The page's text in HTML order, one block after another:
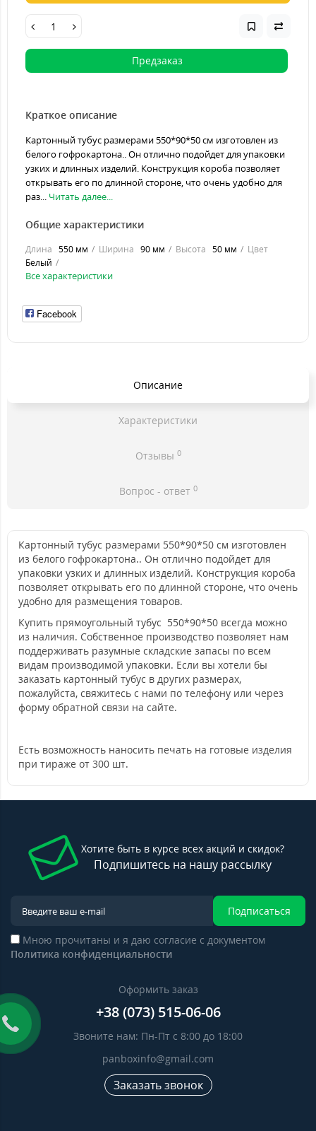
Предзаказ
Краткое описание
Картонный тубус размерами 550*90*50 см изготовлен из
белого гофрокартона.. Он отлично подойдет для упаковки
узких и длинных изделий. Конструкция короба позволяет
открывать его по длинной стороне, что очень удобно для
раз... Читать далее...
Общие характеристики
Длина 550 мм Ширина 90 мм Высота 50 мм
Цвет
Белый
Все характеристики
Facebook
Описание
Характеристики
Отзывы 0
Вопрос - ответ 0
Картонный тубус размерами 550*90*50 см изготовлен
из белого гофрокартона.. Он отлично подойдет для
упаковки узких и длинных изделий. Конструкция короба
позволяет открывать его по длинной стороне, что очень
удобно для размещения товаров.
Купить прямоугольный тубус 550*90*50 всегда можно
из наличия. Собственное производство позволяет нам
поддерживать разумные складские запасы по всем
видам производимой упаковки. Если вы хотели бы
заказать картонный тубус в других размерах,
пожалуйста, свяжитесь с нами по телефону или через
форму обратной связи на сайте.
Есть возможность наносить печать на готовые изделия
при тираже от 300 шт.
Хотите быть в курсе всех акций и скидок?
Подпишитесь на нашу рассылку
Подписаться
Мною прочитаны и я даю согласие с документом
Политика конфиденциальности
Оформить заказ
+38 (073) 515-06-06
Звоните нам: Пн-Пт с 8:00 до 18:00
panboxinfo@gmail.com
Заказать звонок